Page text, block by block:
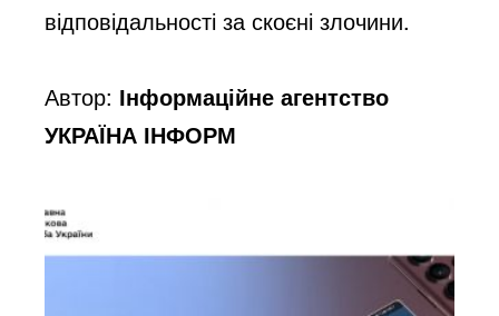
відповідальності за скоєні злочини.
Автор: Інформаційне агентство
УКРАЇНА ІНФОРМ